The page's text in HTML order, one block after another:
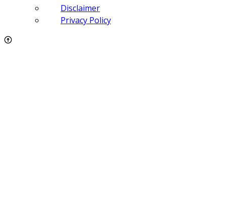
Disclaimer
Privacy Policy